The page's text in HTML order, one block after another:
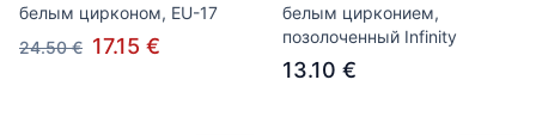
белым цирконом, EU-17
24.50 € 17.15 €
белым цирконием,
позолоченный Infinity
13.10 €